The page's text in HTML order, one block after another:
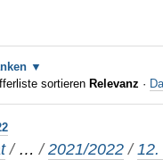
sortieren Relevanz ·
/ …/2021/2022 /